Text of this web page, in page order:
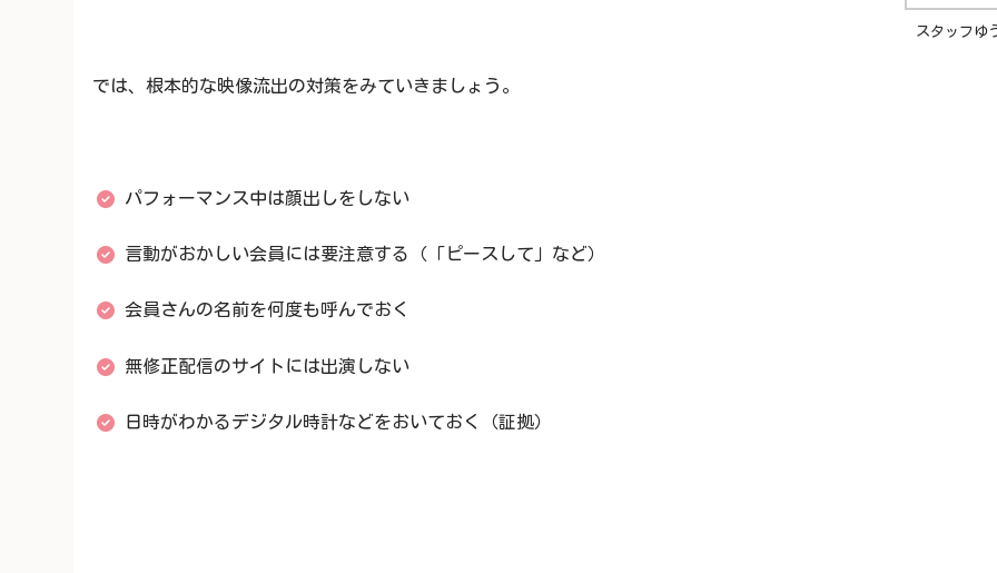
スタッフゆ
では、根本的な映像流出の対策をみていきましょう。
パフォーマンス中は顔出しをしない
言動がおかしい会員には要注意する（「ピースして」など）
会員さんの名前を何度も呼んでおく
無修正配信のサイトには出演しない
日時がわかるデジタル時計などをおいておく（証拠）